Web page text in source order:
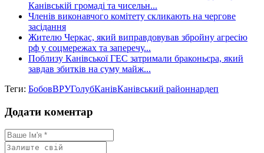
Канівській громаді та чисельн...
Членів виконавчого комітету скликають на чергове
засідання
Жителю Черкас, який виправдовував збройну агресію
рф у соцмережах та заперечу...
Поблизу Канівської ГЕС затримали браконьєра, який
завдав збитків на суму майж...
Теги: БобовВРУГолубКанівКанівський районнардеп
Додати коментар